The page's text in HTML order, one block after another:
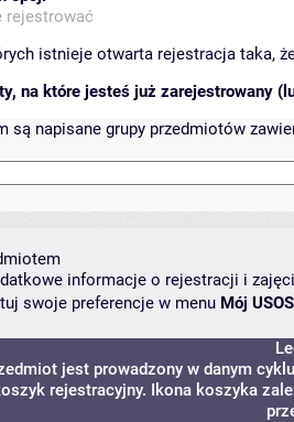
rejestrować
istnieje otwarta rejestracja taka,
na które jesteś już zarejestrowany
są napisane grupy przedmiotów
informacje o rejestracji i
swoje preferencje w menu Mój
jest prowadzony w danym
rejestracyjny. Ikona koszyka